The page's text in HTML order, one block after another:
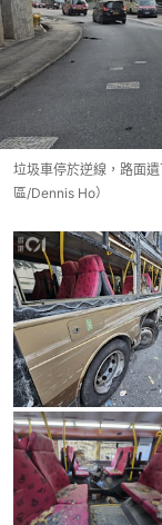
垃圾車停於逆線，路面
區/Dennis Ho）